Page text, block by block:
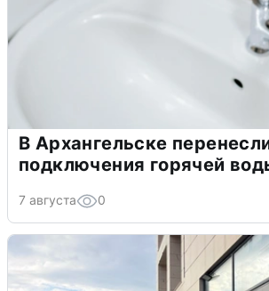
В Архангельске
подключения горячей
7 августа 0